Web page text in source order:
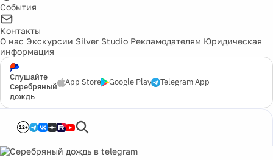
События
Контакты
О нас Экскурсии Silver Studio Рекламодателям Юридическая
информация
Слушайте
Серебряный
дождь
App Store Google Play Telegram App
12+